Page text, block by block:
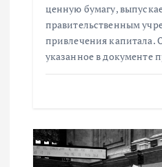
я
ценную бумагу,
правительственным
привлечения капитала.
указанное в документе